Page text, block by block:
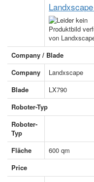
Company / Blade
Company
Landxscape
Blade
LX790
Roboter-Typ
Roboter-
Typ
Fläche 600 qm
Price